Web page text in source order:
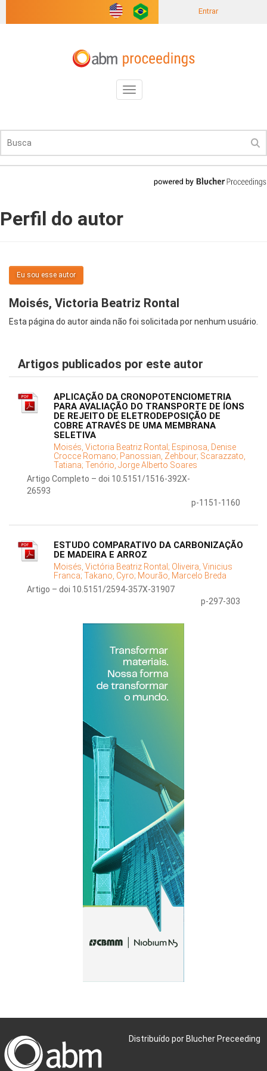
Entrar
Toggle
navigation
Perfil do autor
Eu sou esse autor
Moisés, Victoria Beatriz Rontal
Esta página do autor ainda não foi solicitada por nenhum usuário.
Artigos publicados por este autor
APLICAÇÃO DA CRONOPOTENCIOMETRIA
PARA AVALIAÇÃO DO TRANSPORTE DE ÍONS
DE REJEITO DE ELETRODEPOSIÇÃO DE
COBRE ATRAVÉS DE UMA MEMBRANA
SELETIVA
Moisés, Victoria Beatriz Rontal; Espinosa, Denise
Crocce Romano; Panossian, Zehbour; Scarazzato,
Tatiana; Tenório, Jorge Alberto Soares
Artigo Completo – doi 10.5151/1516-392X-
26593
p-1151-1160
ESTUDO COMPARATIVO DA CARBONIZAÇÃO
DE MADEIRA E ARROZ
Moisés, Victória Beatriz Rontal; Oliveira, Vinicius
Franca; Takano, Cyro; Mourão, Marcelo Breda
Artigo – doi 10.5151/2594-357X-31907
p-297-303
Distribuído por Blucher Preceeding